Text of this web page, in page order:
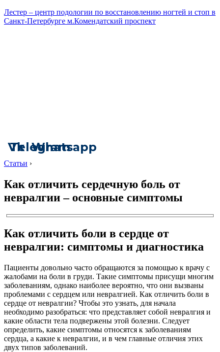
Лестер – центр подологии по восстановлению ногтей и стоп в
Санкт-Петербурге м.Комендатский проспект
Vk
Telegram
Whatsapp
Статьи ›
Как отличить сердечную боль от
невралгии – основные симптомы
Как отличить боли в сердце от
невралгии: симптомы и диагностика
Пациенты довольно часто обращаются за помощью к врачу с
жалобами на боли в груди. Такие симптомы присущи многим
заболеваниям, однако наиболее вероятно, что они вызваны
проблемами с сердцем или невралгией. Как отличить боли в
сердце от невралгии? Чтобы это узнать, для начала
необходимо разобраться: что представляет собой невралгия и
какие области тела подвержены этой болезни. Следует
определить, какие симптомы относятся к заболеваниям
сердца, а какие к невралгии, и в чем главные отличия этих
двух типов заболеваний.